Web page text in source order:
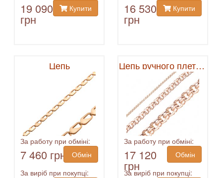
19 090
грн
Купити 16 530
грн
Купити
Цепь
За работу при обміні:
7 460 грн
Обмін
За виріб при покупці:
Цепь ручного плетения
За работу при обміні:
17 120
грн
Обмін
За виріб при покупці: